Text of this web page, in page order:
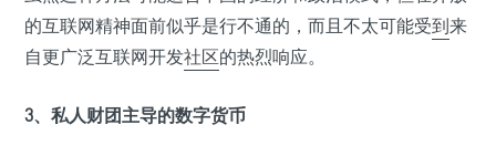
的互联网精神面前似乎是行不通的，而且不太可能受到来
自更广泛互联网开发社区的热烈响应。
3、私人财团主导的数字货币